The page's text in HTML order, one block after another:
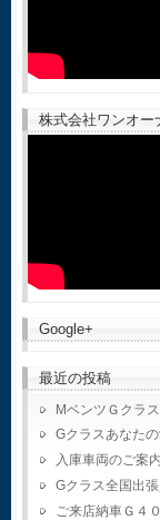
株式会社ワンオ
Google+
最近の投稿
MベンツＧクラ
Gクラスあなた
入庫車両のご案
Gクラス全国出
ご来店納車Ｇ４